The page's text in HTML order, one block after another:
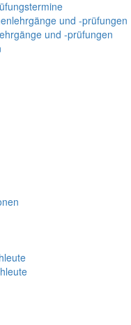
und -prüfungen
und -prüfungen